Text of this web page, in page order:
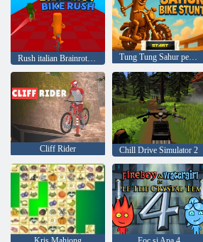
Tung Tung Sahur pentru biciclete
Cliff Rider Chill Drive Simulator 2